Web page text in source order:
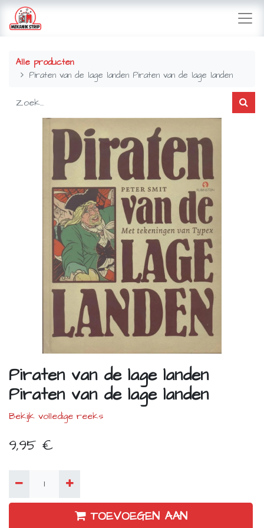
Alle producten
Piraten van de lage landen Piraten van de lage landen
Piraten van de lage landen
Piraten van de lage landen
Bekijk volledige reeks
9,95 €
TOEVOEGEN AAN